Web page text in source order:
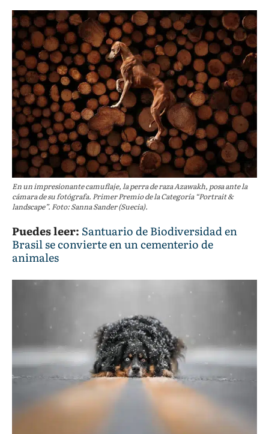
En un impresionante camuflaje, la perra de raza Azawakh, posa ante la
cámara de su fotógrafa. Primer Premio de la Categoría “Portrait &
landscape”. Foto: Sanna Sander (Suecia).
Puedes leer: Santuario de Biodiversidad en
Brasil se convierte en un cementerio de
animales